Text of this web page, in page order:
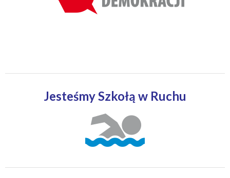
Jesteśmy Szkołą w Ruchu